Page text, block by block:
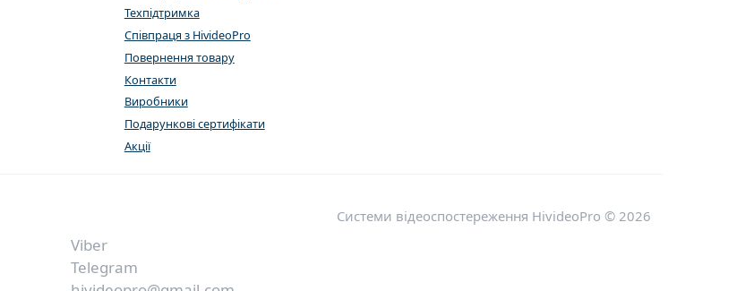
Техпідтримка
Співпраця з HivideoPro
Повернення товару
Контакти
Виробники
Подарункові сертифікати
Акції
Системи відеоспостереження HivideoPro © 2026
Viber
Telegram